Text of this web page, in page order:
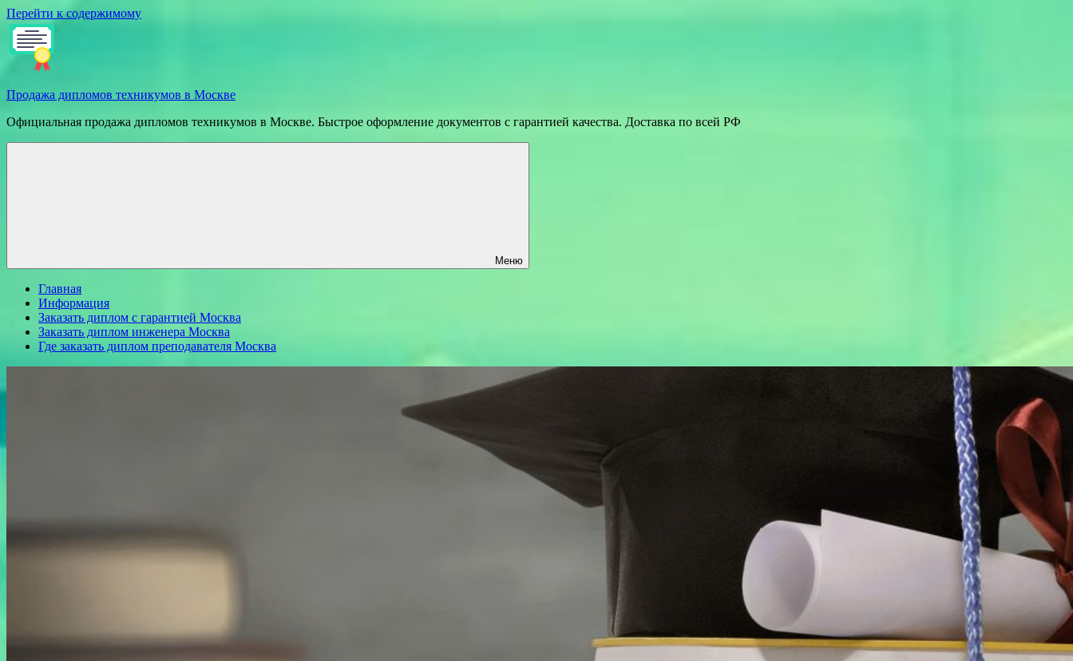
Перейти к содержимому
Продажа дипломов техникумов в Москве
Официальная продажа дипломов техникумов в Москве. Быстрое оформление документов с гарантией качества. Доставка по всей РФ
Меню
Главная
Информация
Заказать диплом с гарантией Москва
Заказать диплом инженера Москва
Где заказать диплом преподавателя Москва